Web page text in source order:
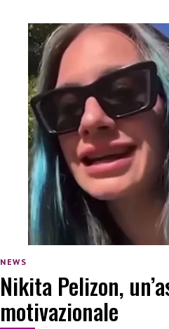
NEWS
Nikita Pelizon,
motivazionale